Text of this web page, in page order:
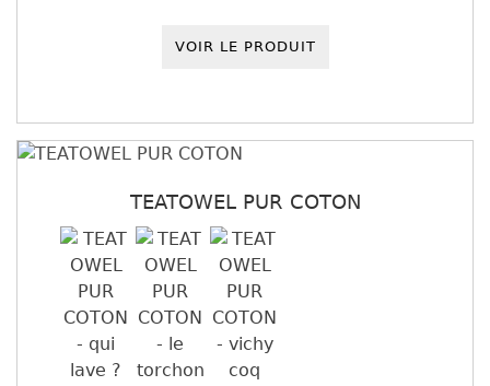
VOIR LE PRODUIT
TEATOWEL PUR COTON